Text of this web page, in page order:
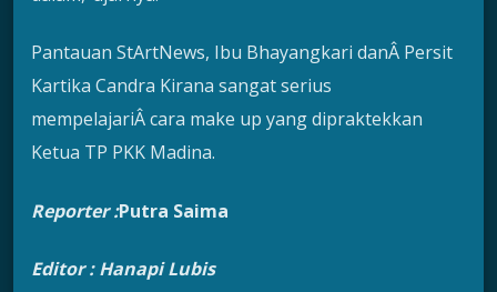
Pantauan StArtNews, Ibu Bhayangkari danÂ Persit
Kartika Candra Kirana sangat serius
mempelajariÂ cara make up yang dipraktekkan
Ketua TP PKK Madina.
Reporter :Putra Saima
Editor : Hanapi Lubis